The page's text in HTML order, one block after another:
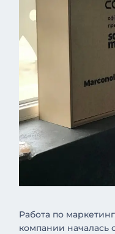
Работа по
компании началась